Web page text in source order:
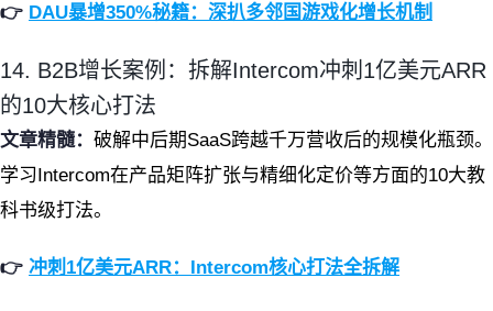
👉 DAU暴增350%秘籍：深扒多邻国游戏化增长机制
14. B2B增长案例：拆解Intercom冲刺1亿美元ARR
的10大核心打法
文章精髓： 破解中后期SaaS跨越千万营收后的规模化瓶颈。
学习Intercom在产品矩阵扩张与精细化定价等方面的10大教
科书级打法。
👉 冲刺1亿美元ARR：Intercom核心打法全拆解